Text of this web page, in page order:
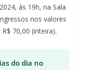
às 19h, na Sala
nos valores
70,00 (inteira).
do dia no